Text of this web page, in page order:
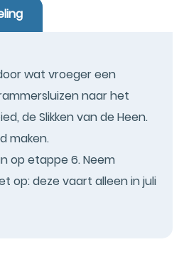
wat vroeger een
naar het
de Slikken van de Heen.
maken.
op etappe 6. Neem
op: deze vaart alleen in juli